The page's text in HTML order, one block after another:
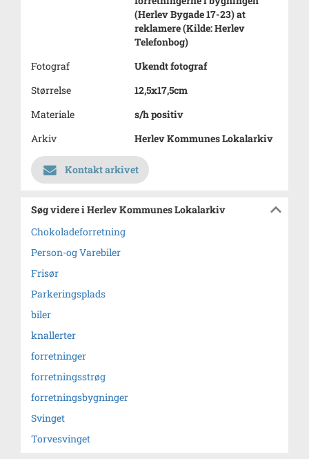
(Herlev Bygade 17-23) at
reklamere (Kilde: Herlev
Telefonbog)
Fotograf
Ukendt fotograf
Størrelse
12,5x17,5cm
Materiale
s/h positiv
Arkiv
Herlev Kommunes Lokalarkiv
Kontakt arkivet
Søg videre i Herlev Kommunes Lokalarkiv
Chokoladeforretning
Person-og Varebiler
Frisør
Parkeringsplads
biler
knallerter
forretninger
forretningsstrøg
forretningsbygninger
Svinget
Torvesvinget